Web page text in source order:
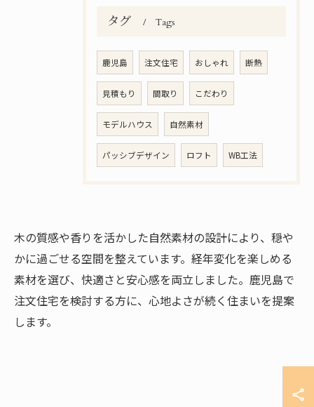
タグ Tags
鹿児島 注文住宅 おしゃれ 断熱
見積もり 間取り こだわり
モデルハウス 自然素材
パッシブデザイン ロフト WB工法
木の質感や香りを活かした自然素材の設計により、穏や
かに過ごせる空間を整えています。経年変化を楽しめる
素材を選び、快適さと安心感を両立しました。鹿児島で
注文住宅を検討する方に、心地よさが続く住まいを提案
します。